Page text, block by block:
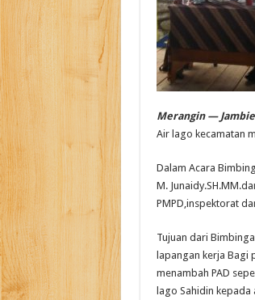
Merangin —
Air lago kecamatan
Dalam Acara
M.
PMPD,inspektorat
Tujuan dari
lapangan kerja
menambah PAD
lago Sahidin